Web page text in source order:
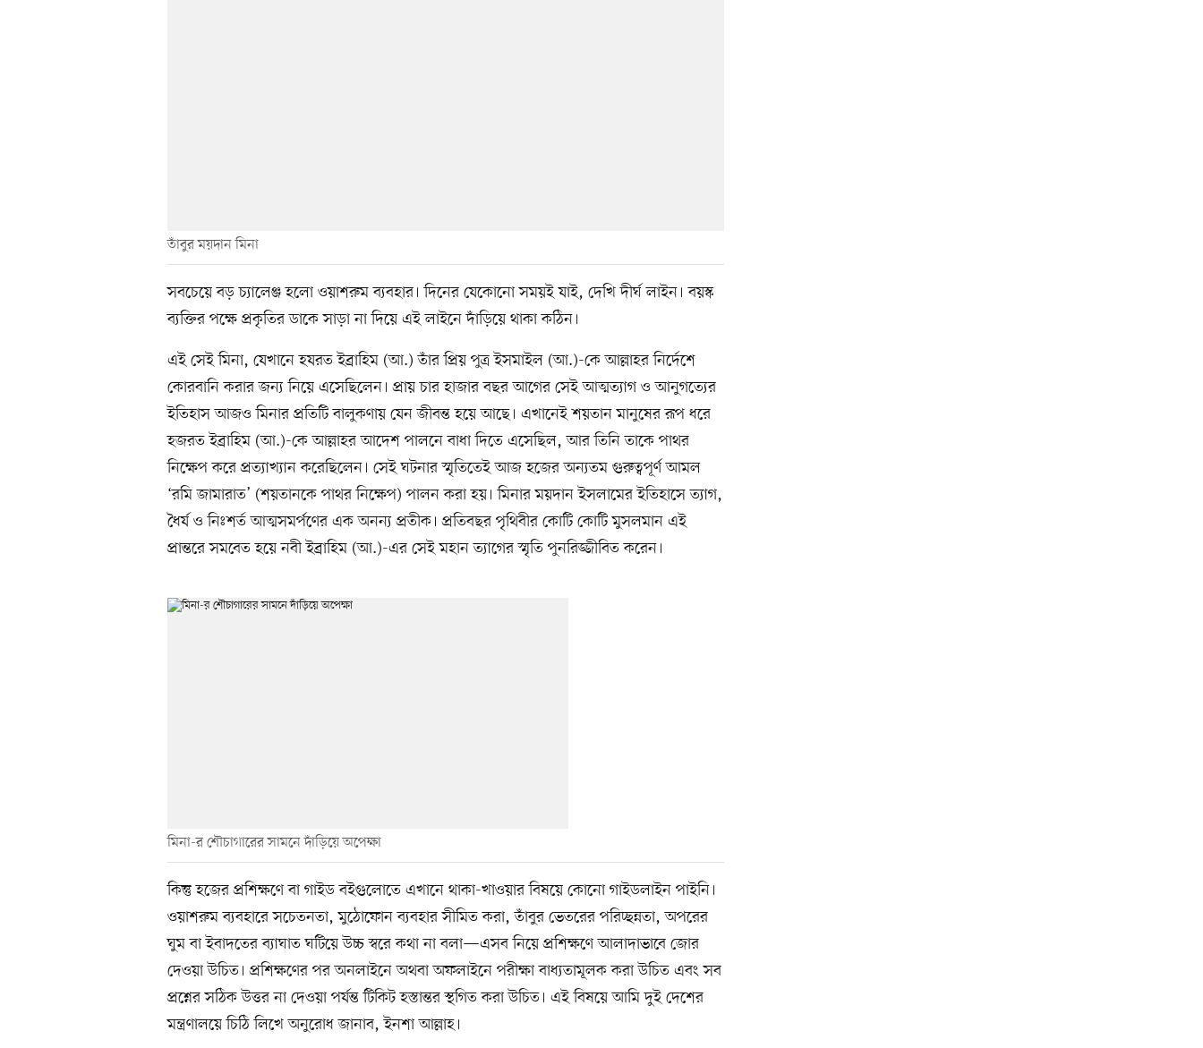
তাঁবুর ময়দান মিনা
সবচেয়ে বড় চ্যালেঞ্জ হলো ওয়াশরুম ব্যবহার। দিনের যেকোনো সময়ই যাই, দেখি দীর্ঘ লাইন। বয়স্ক
ব্যক্তির পক্ষে প্রকৃতির ডাকে সাড়া না দিয়ে এই লাইনে দাঁড়িয়ে থাকা কঠিন।
এই সেই মিনা, যেখানে হযরত ইব্রাহিম (আ.) তাঁর প্রিয় পুত্র ইসমাইল (আ.)-কে আল্লাহর নির্দেশে
কোরবানি করার জন্য নিয়ে এসেছিলেন। প্রায় চার হাজার বছর আগের সেই আত্মত্যাগ ও আনুগত্যের
ইতিহাস আজও মিনার প্রতিটি বালুকণায় যেন জীবন্ত হয়ে আছে। এখানেই শয়তান মানুষের রূপ ধরে
হজরত ইব্রাহিম (আ.)-কে আল্লাহর আদেশ পালনে বাধা দিতে এসেছিল, আর তিনি তাকে পাথর
নিক্ষেপ করে প্রত্যাখ্যান করেছিলেন। সেই ঘটনার স্মৃতিতেই আজ হজের অন্যতম গুরুত্বপূর্ণ আমল
‘রমি জামারাত’ (শয়তানকে পাথর নিক্ষেপ) পালন করা হয়। মিনার ময়দান ইসলামের ইতিহাসে ত্যাগ,
ধৈর্য ও নিঃশর্ত আত্মসমর্পণের এক অনন্য প্রতীক। প্রতিবছর পৃথিবীর কোটি কোটি মুসলমান এই
প্রান্তরে সমবেত হয়ে নবী ইব্রাহিম (আ.)-এর সেই মহান ত্যাগের স্মৃতি পুনরিজ্জীবিত করেন।
মিনা-র শৌচাগারের সামনে দাঁড়িয়ে অপেক্ষা
কিন্তু হজের প্রশিক্ষণে বা গাইড বইগুলোতে এখানে থাকা-খাওয়ার বিষয়ে কোনো গাইডলাইন পাইনি।
ওয়াশরুম ব্যবহারে সচেতনতা, মুঠোফোন ব্যবহার সীমিত করা, তাঁবুর ভেতরের পরিচ্ছন্নতা, অপরের
ঘুম বা ইবাদতের ব্যাঘাত ঘটিয়ে উচ্চ স্বরে কথা না বলা—এসব নিয়ে প্রশিক্ষণে আলাদাভাবে জোর
দেওয়া উচিত। প্রশিক্ষণের পর অনলাইনে অথবা অফলাইনে পরীক্ষা বাধ্যতামূলক করা উচিত এবং সব
প্রশ্নের সঠিক উত্তর না দেওয়া পর্যন্ত টিকিট হস্তান্তর স্থগিত করা উচিত। এই বিষয়ে আমি দুই দেশের
মন্ত্রণালয়ে চিঠি লিখে অনুরোধ জানাব, ইনশা আল্লাহ।